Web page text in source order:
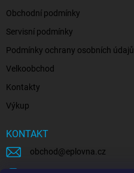
Obchodní podmínky
Servisní podmínky
Podmínky ochrany osobních údajů
Velkoobchod
Kontakty
Výkup
KONTAKT
obchod @eplovna.cz